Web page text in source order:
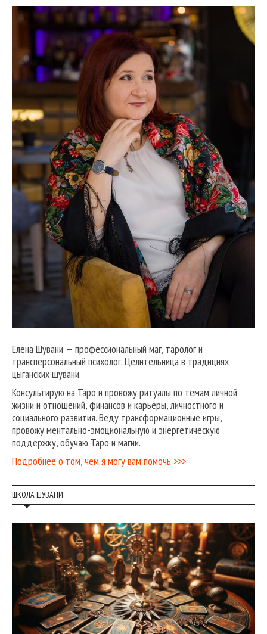
Елена Шувани — профессиональный маг, таролог и
трансперсональный психолог. Целительница в традициях
цыганских шувани.
Консультирую на Таро и провожу ритуалы по темам личной
жизни и отношений, финансов и карьеры, личностного и
социального развития. Веду трансформационные игры,
провожу ментально-эмоциональную и энергетическую
поддержку, обучаю Таро и магии.
Подробнее о том, чем я могу вам помочь >>>
ШКОЛА ШУВАНИ